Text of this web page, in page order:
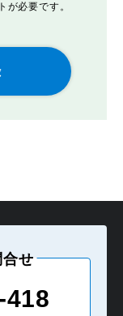
が必要です。
せ
418